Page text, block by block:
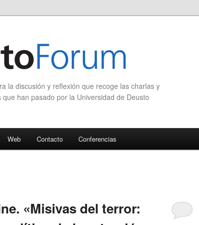
la discusión y reflexión que recoge las charlas y
han pasado por la Universidad de Deusto
Web Contacto Conferencias
«Misivas del terror: